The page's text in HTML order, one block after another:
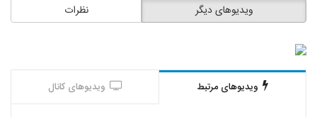
نظرات ویدیوهای دیگر
ویدیوهای مرتبط ویدیوهای کانال